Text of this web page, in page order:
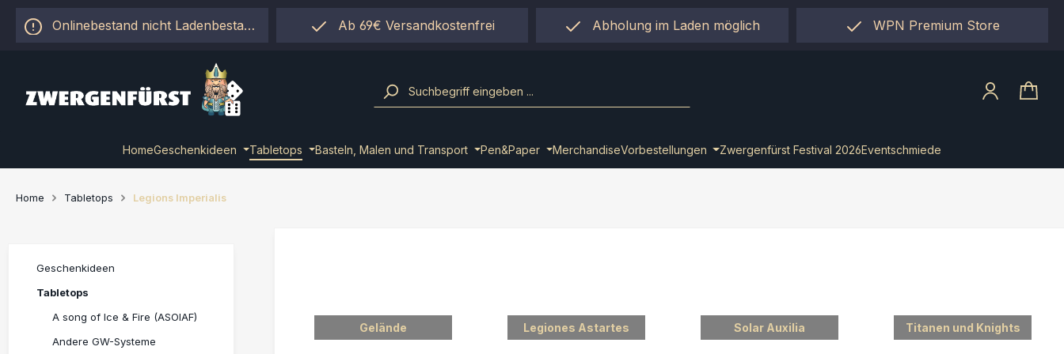
Hauptinhalt springen
Zur Suche springen
Zur Hauptnavigation springen
Onlinebestand nicht Ladenbestand! Ab 69€ Versandkostenfrei Abholung im Laden möglich WPN Premium Store
HomeGeschenkideen Tabletops Basteln, Malen und Transport Pen&Paper MerchandiseVorbestellungen Zwergenfürst Festival 2026Eventschmiede
Home Tabletops Legions Imperialis
Geschenkideen
Tabletops
A song of Ice & Fire (ASOIAF)
Andere GW-Systeme
Gelände Legiones Astartes Solar Auxilia Titanen und Knights